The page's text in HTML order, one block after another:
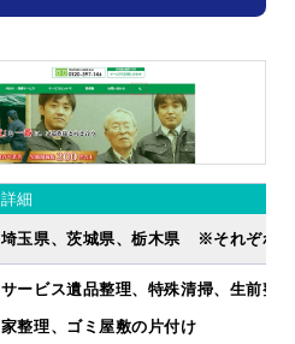
詳細
埼玉県、茨城県、栃木県 ※それぞれ
サービス遺品整理、特殊清掃、生前整
家整理、ゴミ屋敷の片付け